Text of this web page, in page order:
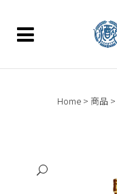
Home> 商品 >